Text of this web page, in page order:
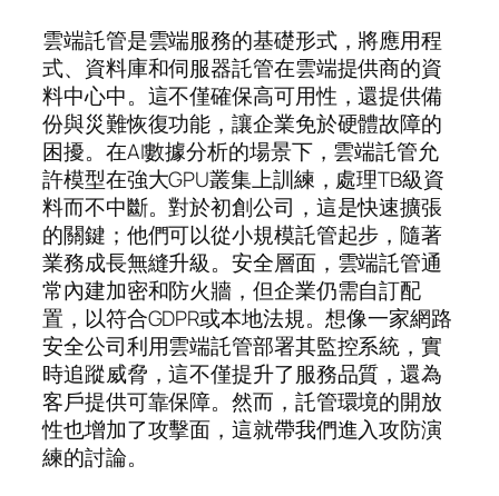
雲端託管是雲端服務的基礎形式，將應用程
式、資料庫和伺服器託管在雲端提供商的資
料中心中。這不僅確保高可用性，還提供備
份與災難恢復功能，讓企業免於硬體故障的
困擾。在AI數據分析的場景下，雲端託管允
許模型在強大GPU叢集上訓練，處理TB級資
料而不中斷。對於初創公司，這是快速擴張
的關鍵；他們可以從小規模託管起步，隨著
業務成長無縫升級。安全層面，雲端託管通
常內建加密和防火牆，但企業仍需自訂配
置，以符合GDPR或本地法規。想像一家網路
安全公司利用雲端託管部署其監控系統，實
時追蹤威脅，這不僅提升了服務品質，還為
客戶提供可靠保障。然而，託管環境的開放
性也增加了攻擊面，這就帶我們進入攻防演
練的討論。